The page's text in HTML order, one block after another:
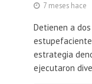
7 meses hace
Detienen a
estrategia
ejecutaron